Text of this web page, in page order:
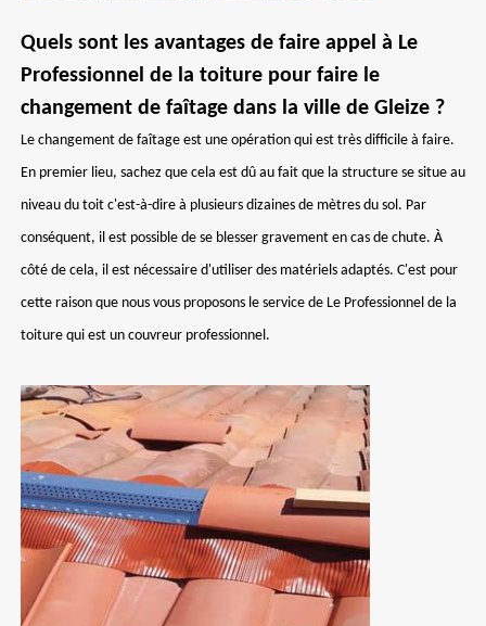
Quels sont les avantages de faire appel à Le
Professionnel de la toiture pour faire le
changement de faîtage dans la ville de Gleize ?
Le changement de faîtage est une opération qui est très difficile à faire.
En premier lieu, sachez que cela est dû au fait que la structure se situe au
niveau du toit c'est-à-dire à plusieurs dizaines de mètres du sol. Par
conséquent, il est possible de se blesser gravement en cas de chute. À
côté de cela, il est nécessaire d'utiliser des matériels adaptés. C'est pour
cette raison que nous vous proposons le service de Le Professionnel de la
toiture qui est un couvreur professionnel.